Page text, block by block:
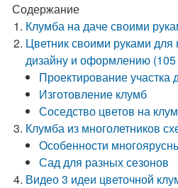
Содержание
Клумба на даче своими
Цветник своими руками
дизайну и оформлению
Проектирование участка
Изготовление клумб
Соседство цветов на
Клумба из многолетников
Особенности
Сад для разных сезонов
Видео 3 идеи цветочной